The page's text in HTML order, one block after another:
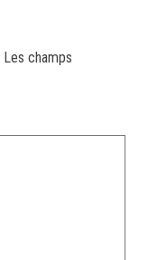
Les champs